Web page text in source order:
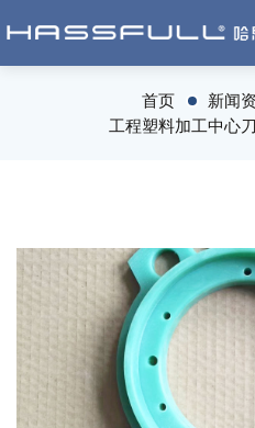
首页 新闻
工程塑料加工中心